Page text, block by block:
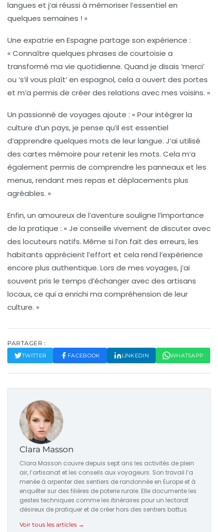
langues et j’ai réussi à mémoriser l’essentiel en
quelques semaines ! »
Une expatrie en Espagne partage son expérience :
« Connaître quelques phrases de courtoisie a
transformé ma vie quotidienne. Quand je disais ‘merci’
ou ‘s’il vous plaît’ en espagnol, cela a ouvert des portes
et m’a permis de créer des relations avec mes voisins. »
Un passionné de voyages ajoute : « Pour intégrer la
culture d’un pays, je pense qu’il est essentiel
d’apprendre quelques mots de leur langue. J’ai utilisé
des cartes mémoire pour retenir les mots. Cela m’a
également permis de comprendre les panneaux et les
menus, rendant mes repas et déplacements plus
agréables. »
Enfin, un amoureux de l’aventure souligne l’importance
de la pratique : « Je conseille vivement de discuter avec
des locuteurs natifs. Même si l’on fait des erreurs, les
habitants apprécient l’effort et cela rend l’expérience
encore plus authentique. Lors de mes voyages, j’ai
souvent pris le temps d’échanger avec des artisans
locaux, ce qui a enrichi ma compréhension de leur
culture. »
PARTAGER :
TWITTER FACEBOOK LINKEDIN WHATSAPP
Clara Masson
Clara Masson couvre depuis sept ans les activités de plein
air, l’artisanat et les conseils aux voyageurs. Son travail l’a
menée à arpenter des sentiers de randonnée en Europe et à
enquêter sur des filières de poterie rurale. Elle documente les
gestes techniques comme les itinéraires pour un lectorat
désireux de pratiquer et de créer hors des sentiers battus.
Voir tous les articles →